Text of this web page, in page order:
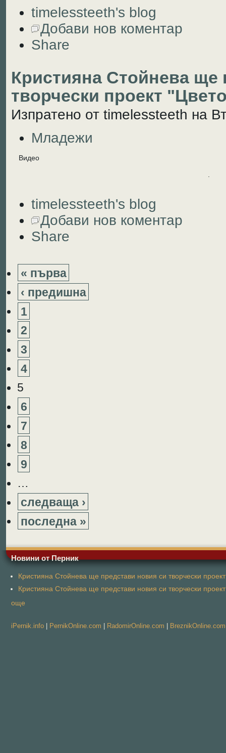
timelessteeth's blog
Добави нов коментар
Share
Кристияна Стойнева ще
творчески проект
Изпратено от timelessteeth на
Младежи
Видео
.
timelessteeth's blog
Добави нов коментар
Share
« първа
‹ предишна
1
2
3
4
5
6
7
8
9
…
следваща ›
последна »
Новини от Перник
Кристияна Стойнева ще представи новия си творчески
Кристияна Стойнева ще представи новия си творчески
още
iPernik.info PernikOnline.com RadomirOnline.com BreznikOnline.com